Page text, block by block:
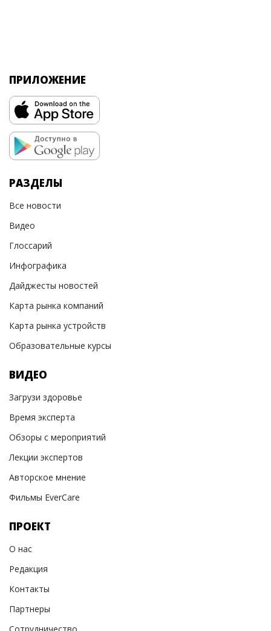
ПРИЛОЖЕНИЕ
РАЗДЕЛЫ
Все новости
Видео
Глоссарий
Инфографика
Дайджесты новостей
Карта рынка компаний
Карта рынка устройств
Образовательные курсы
ВИДЕО
Загрузи здоровье
Время эксперта
Обзоры с мероприятий
Лекции экспертов
Авторское мнение
Фильмы EverCare
ПРОЕКТ
О нас
Редакция
Контакты
Партнеры
Сотрудничество